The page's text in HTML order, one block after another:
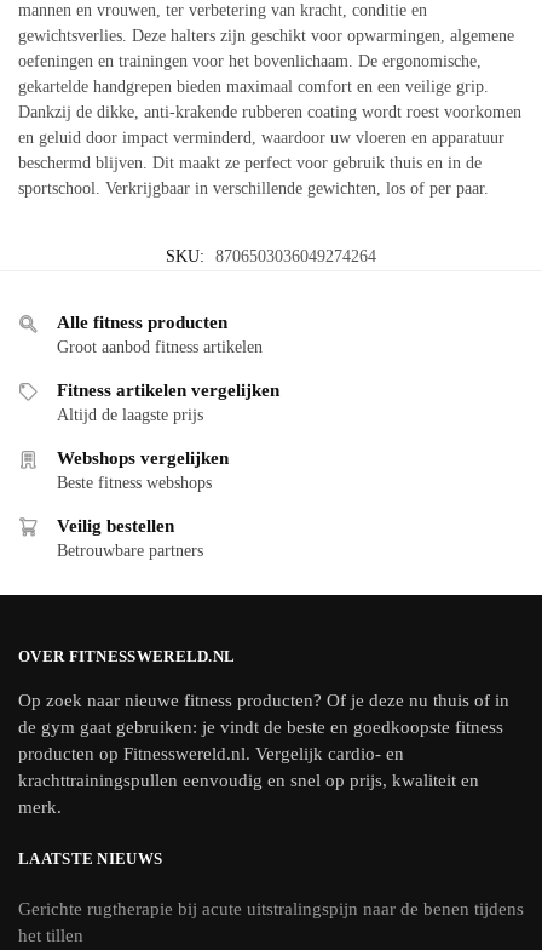
mannen en vrouwen, ter verbetering van kracht, conditie en
gewichtsverlies. Deze halters zijn geschikt voor opwarmingen, algemene
oefeningen en trainingen voor het bovenlichaam. De ergonomische,
gekartelde handgrepen bieden maximaal comfort en een veilige grip.
Dankzij de dikke, anti-krakende rubberen coating wordt roest voorkomen
en geluid door impact verminderd, waardoor uw vloeren en apparatuur
beschermd blijven. Dit maakt ze perfect voor gebruik thuis en in de
sportschool. Verkrijgbaar in verschillende gewichten, los of per paar.
SKU: 8706503036049274264
Alle fitness producten
Groot aanbod fitness artikelen
Fitness artikelen vergelijken
Altijd de laagste prijs
Webshops vergelijken
Beste fitness webshops
Veilig bestellen
Betrouwbare partners
OVER FITNESSWERELD.NL
Op zoek naar nieuwe fitness producten? Of je deze nu thuis of in
de gym gaat gebruiken: je vindt de beste en goedkoopste fitness
producten op Fitnesswereld.nl. Vergelijk cardio- en
krachttrainingspullen eenvoudig en snel op prijs, kwaliteit en
merk.
LAATSTE NIEUWS
Gerichte rugtherapie bij acute uitstralingspijn naar de benen tijdens
het tillen